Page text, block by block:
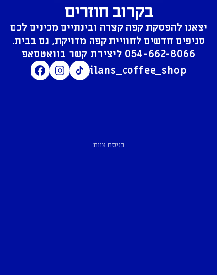
בקרוב חוזרים
יצאנו להפסקת קפה קצרה ובינתיים מכינים לכם
סניפים חדשים לחוויית קפה מדויקת, גם בבית.
054-662-8066
ilans_coffee_shop
כניסת צוות